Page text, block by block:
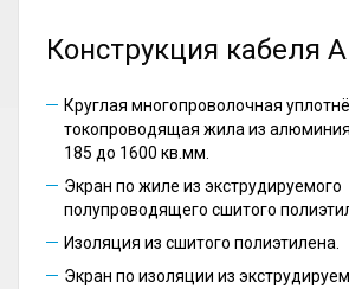
Конструкция кабеля
Круглая многопроволочная
токопроводящая жила из
185 до 1600 кв.мм.
Экран по жиле из экструдируемого
полупроводящего сшитого
Изоляция из сшитого полиэтилена.
Экран по изоляции из